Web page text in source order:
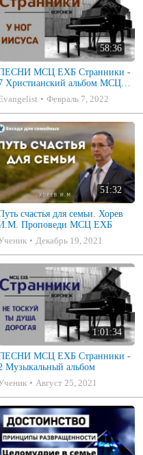
58:36
МСЦ ЕХБ Странники -
альбом МСЦ
Февраль 7, 2022
51:32
счастья для семьи. Хорев
Проповеди МСЦ ЕХБ
Декабрь 19, 2021
1:01:34
МСЦ ЕХБ Странники -
2 Музыкальный альбом
Август 25, 2021